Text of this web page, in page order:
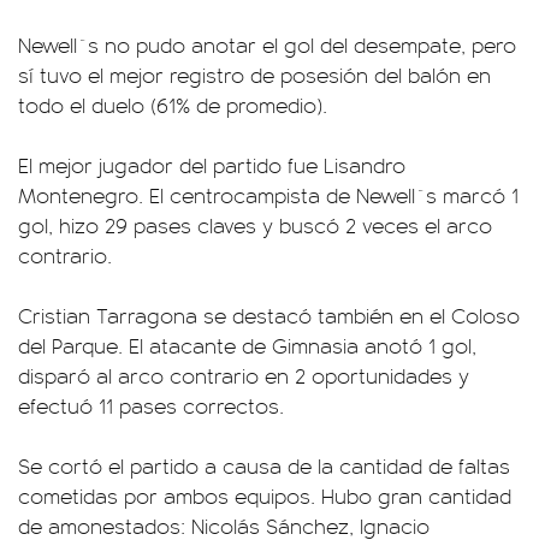
Newell`s no pudo anotar el gol del desempate, pero
sí tuvo el mejor registro de posesión del balón en
todo el duelo (61% de promedio).
El mejor jugador del partido fue Lisandro
Montenegro. El centrocampista de Newell`s marcó 1
gol, hizo 29 pases claves y buscó 2 veces el arco
contrario.
Cristian Tarragona se destacó también en el Coloso
del Parque. El atacante de Gimnasia anotó 1 gol,
disparó al arco contrario en 2 oportunidades y
efectuó 11 pases correctos.
Se cortó el partido a causa de la cantidad de faltas
cometidas por ambos equipos. Hubo gran cantidad
de amonestados: Nicolás Sánchez, Ignacio